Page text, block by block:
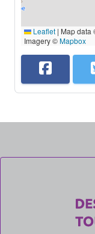
Leaflet | Map data
Imagery ©Mapbox